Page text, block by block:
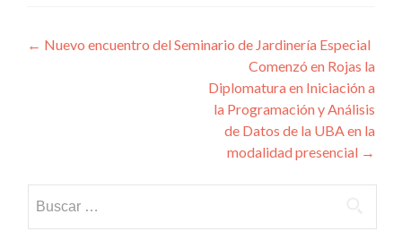
Navegación
← Nuevo encuentro del Seminario de Jardinería Especial
Comenzó en Rojas la
Diplomatura en Iniciación a
la Programación y Análisis
de Datos de la UBA en la
modalidad presencial →